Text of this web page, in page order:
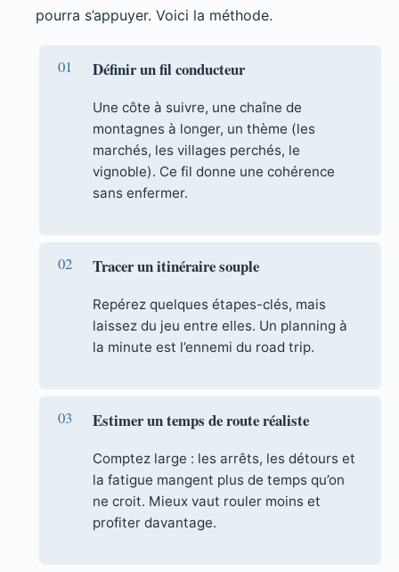
pourra s’appuyer. Voici la méthode.
Définir un fil conducteur
Une côte à suivre, une chaîne de
montagnes à longer, un thème (les
marchés, les villages perchés, le
vignoble). Ce fil donne une cohérence
sans enfermer.
Tracer un itinéraire souple
Repérez quelques étapes-clés, mais
laissez du jeu entre elles. Un planning à
la minute est l’ennemi du road trip.
Estimer un temps de route réaliste
Comptez large : les arrêts, les détours et
la fatigue mangent plus de temps qu’on
ne croit. Mieux vaut rouler moins et
profiter davantage.